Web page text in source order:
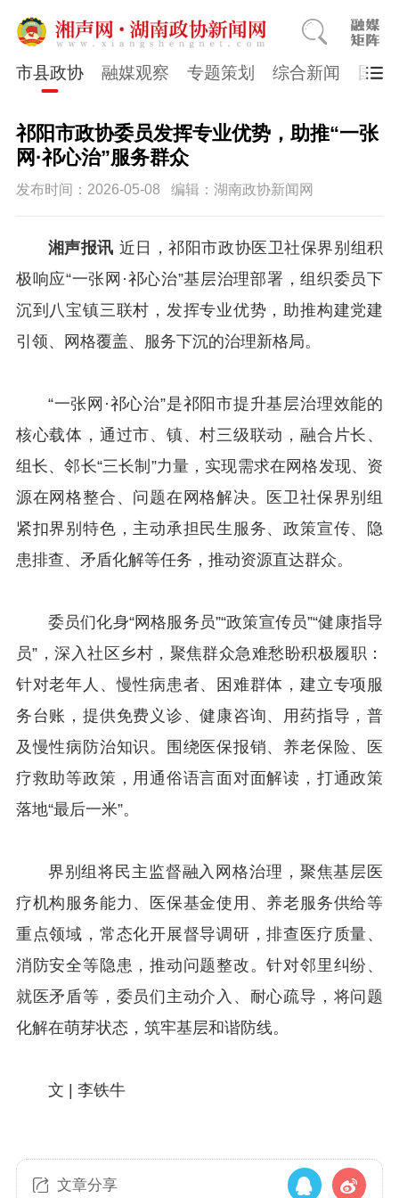
市县政协 融媒观察 专题策划 综合新闻 国医
祁阳市政协委员发挥专业优势，助推“一张
网·祁心治”服务群众
发布时间：2026-05-08 编辑：湖南政协新闻网
湘声报讯 近日，祁阳市政协医卫社保界别组积
极响应“一张网·祁心治”基层治理部署，组织委员下
沉到八宝镇三联村，发挥专业优势，助推构建党建
引领、网格覆盖、服务下沉的治理新格局。
“一张网·祁心治”是祁阳市提升基层治理效能的
核心载体，通过市、镇、村三级联动，融合片长、
组长、邻长“三长制”力量，实现需求在网格发现、资
源在网格整合、问题在网格解决。医卫社保界别组
紧扣界别特色，主动承担民生服务、政策宣传、隐
患排查、矛盾化解等任务，推动资源直达群众。
委员们化身“网格服务员”“政策宣传员”“健康指导
员”，深入社区乡村，聚焦群众急难愁盼积极履职：
针对老年人、慢性病患者、困难群体，建立专项服
务台账，提供免费义诊、健康咨询、用药指导，普
及慢性病防治知识。围绕医保报销、养老保险、医
疗救助等政策，用通俗语言面对面解读，打通政策
落地“最后一米”。
界别组将民主监督融入网格治理，聚焦基层医
疗机构服务能力、医保基金使用、养老服务供给等
重点领域，常态化开展督导调研，排查医疗质量、
消防安全等隐患，推动问题整改。针对邻里纠纷、
就医矛盾等，委员们主动介入、耐心疏导，将问题
化解在萌芽状态，筑牢基层和谐防线。
文 | 李铁牛
文章分享